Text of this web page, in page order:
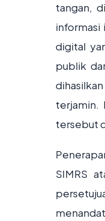
tangan,
informasi
digital
publik
terjamin.
tersebut
SIMRS